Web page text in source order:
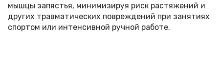
мышцы запястья, минимизируя риск растяжений и
других травматических повреждений при занятиях
спортом или интенсивной ручной работе.